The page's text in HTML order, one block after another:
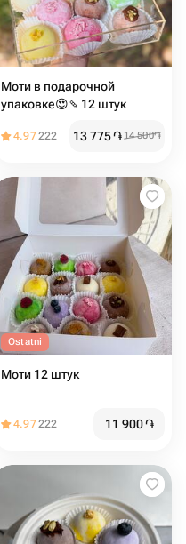
Моти в подарочной
упаковке😍🍡12 штук
4.97222 13 775֏14 500֏
Ostatni
Моти 12 штук
4.97222 11 900֏